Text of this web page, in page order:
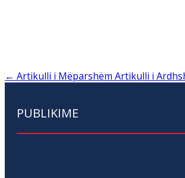
← Artikulli i Mëparshëm Artikulli i
PUBLIKIME